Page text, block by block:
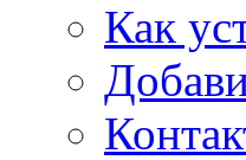
Как